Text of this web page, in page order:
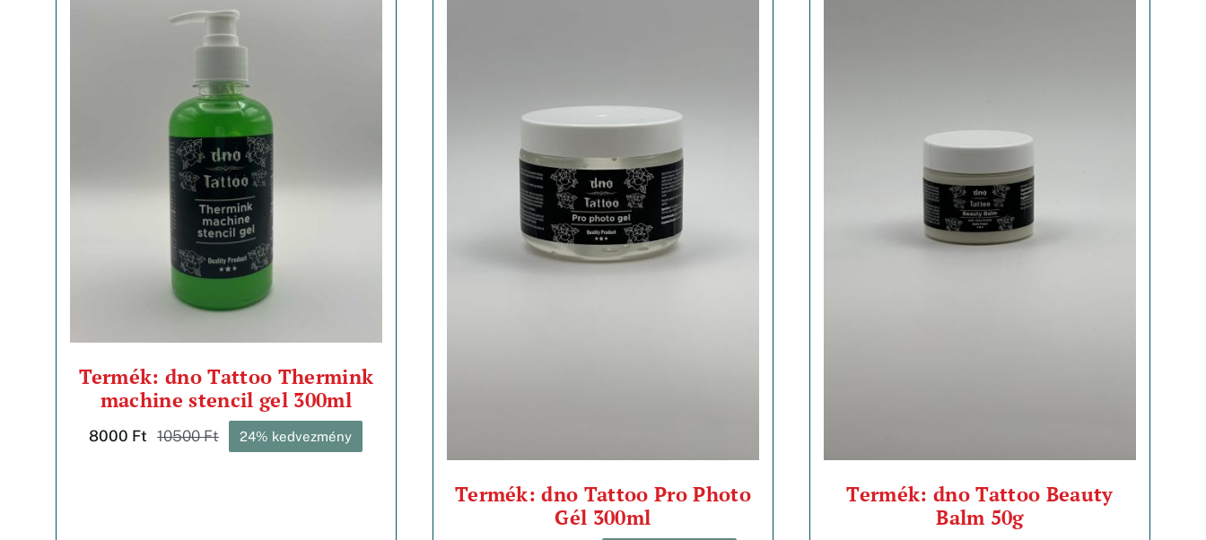
Termék: dno Tattoo Thermink
machine stencil gel 300ml
10500Ft
Original
8000 Ft
Current
24% kedvezmény
Termék: dno Tattoo Pro Photo
Gél 300ml
Termék: dno Tattoo Beauty
Balm 50g